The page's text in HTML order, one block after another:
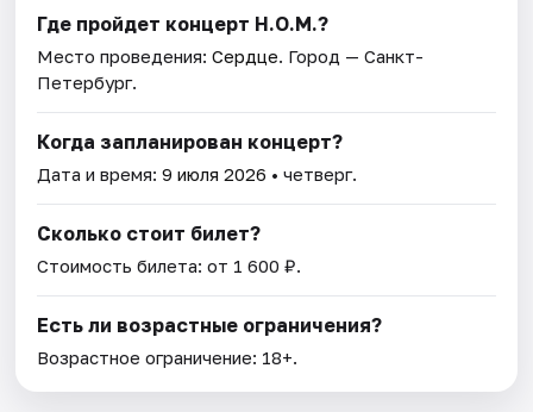
Где пройдет концерт Н.О.М.?
Место проведения:Сердце. Город — Санкт-
Петербург.
Когда запланирован концерт?
Дата и время:9 июля 2026 • четверг.
Сколько стоит билет?
Стоимость билета: от 1 600 ₽.
Есть ли возрастные ограничения?
Возрастное ограничение: 18+.